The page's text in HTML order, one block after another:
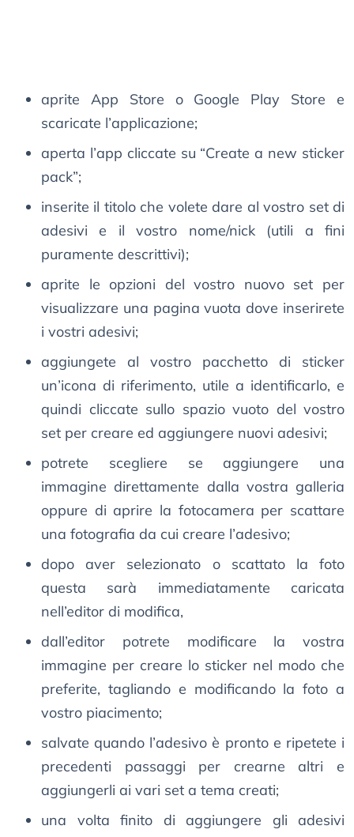
aprite App Store o Google Play Store e
scaricate l’applicazione;
aperta l’app cliccate su “Create a new sticker
pack”;
inserite il titolo che volete dare al vostro set di
adesivi e il vostro nome/nick (utili a fini
puramente descrittivi);
aprite le opzioni del vostro nuovo set per
visualizzare una pagina vuota dove inserirete
i vostri adesivi;
aggiungete al vostro pacchetto di sticker
un’icona di riferimento, utile a identificarlo, e
quindi cliccate sullo spazio vuoto del vostro
set per creare ed aggiungere nuovi adesivi;
potrete scegliere se aggiungere una
immagine direttamente dalla vostra galleria
oppure di aprire la fotocamera per scattare
una fotografia da cui creare l’adesivo;
dopo aver selezionato o scattato la foto
questa sarà immediatamente caricata
nell’editor di modifica,
dall’editor potrete modificare la vostra
immagine per creare lo sticker nel modo che
preferite, tagliando e modificando la foto a
vostro piacimento;
salvate quando l’adesivo è pronto e ripetete i
precedenti passaggi per crearne altri e
aggiungerli ai vari set a tema creati;
una volta finito di aggiungere gli adesivi